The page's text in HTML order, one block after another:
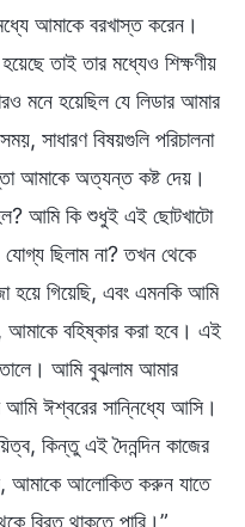
মধ্যে আমাকে বরখাস্ত করেন।
তাই তার মধ্যেও শিক্ষণীয়
মনে হয়েছিল যে লিডার আমার
সাধারণ বিষয়গুলি পরিচালনা
আমাকে অত্যন্ত কষ্ট দেয়।
আমি কি শুধুই এই ছোটখাটো
ছিলাম না? তখন থেকে
গিয়েছি, এবং এমনকি আমি
আমাকে বহিষ্কার করা হবে। এই
আমি বুঝলাম আমার
আমি ঈশ্বরের সান্নিধ্যে আসি।
কিন্তু এই দৈনন্দিন কাজের
আমাকে আলোকিত করুন যাতে
বিরত থাকতে পারি।”